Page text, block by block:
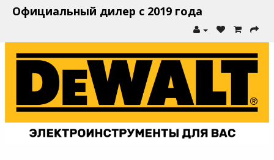
Официальный дилер с 2019 года